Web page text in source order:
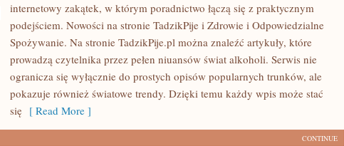
HISTORIA
ALKOHOLU
internetowy zakątek, w którym poradnictwo łączą się z praktycznym
podejściem. Nowości na stronie TadzikPije i Zdrowie i Odpowiedzialne
Spożywanie. Na stronie TadzikPije.pl można znaleźć artykuły, które
prowadzą czytelnika przez pełen niuansów świat alkoholi. Serwis nie
ogranicza się wyłącznie do prostych opisów popularnych trunków, ale
pokazuje również światowe trendy. Dzięki temu każdy wpis może stać
się [ Read More ]
CONTINUE